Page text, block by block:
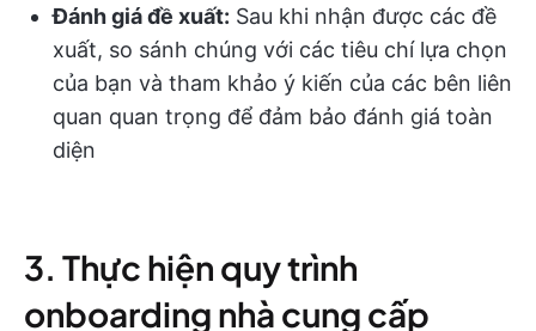
Đánh giá đề xuất: Sau khi nhận được các đề
xuất, so sánh chúng với các tiêu chí lựa chọn
của bạn và tham khảo ý kiến của các bên liên
quan quan trọng để đảm bảo đánh giá toàn
diện
3. Thực hiện quy trình
onboarding nhà cung cấp